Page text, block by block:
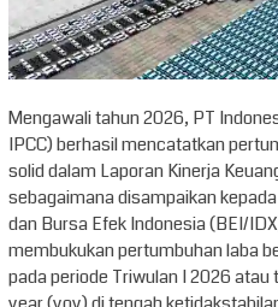
Mengawali tahun 2026, PT
IPCC) berhasil mencatatkan
solid dalam Laporan Kinerja
sebagaimana disampaikan
dan Bursa Efek Indonesia (BEI/
membukukan pertumbuhan laba
pada periode Triwulan I 2026